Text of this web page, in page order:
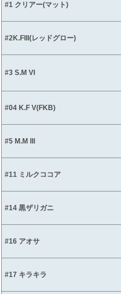
#1 クリアー(マット)
#2K.FIII(レッドグロー)
#3 S.M VI
#04 K.F V(FKB)
#5 M.M III
#11 ミルクココア
#14 黒ザリガニ
#16 アオサ
#17 キラキラ